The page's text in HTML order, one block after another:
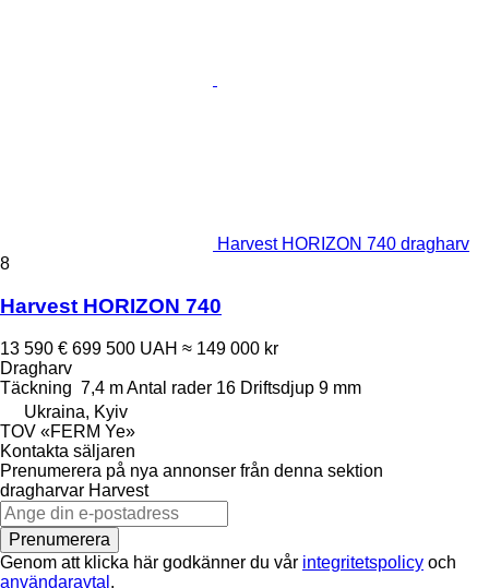
Harvest HORIZON 740 dragharv
8
Harvest HORIZON 740
13 590 € 699 500 UAH ≈ 149 000 kr
Dragharv
Täckning 7,4 mAntal rader 16 Driftsdjup 9 mm
Ukraina, Kyiv
TOV «FERM Ye»
Kontakta säljaren
Prenumerera på nya annonser från denna sektion
dragharvar Harvest
Prenumerera
Genom att klicka här godkänner du vår integritetspolicy och
användaravtal .